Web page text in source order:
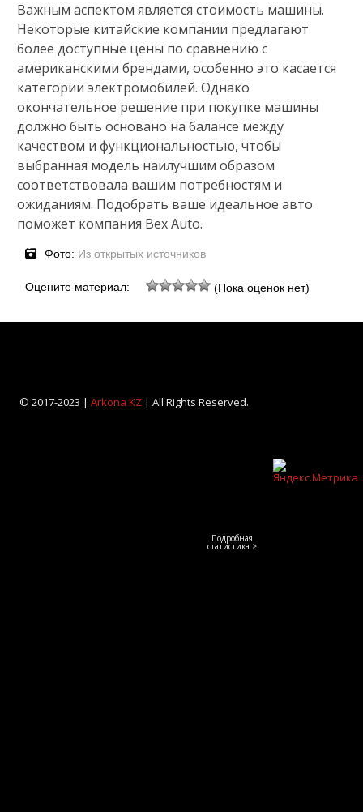
Важным аспектом является стоимость машины.
Некоторые китайские компании предлагают
более доступные цены по сравнению с
американскими брендами, особенно это касается
категории электромобилей. Однако
окончательное решение при покупке машины
должно быть основано на балансе между
качеством и функциональностью, чтобы
выбранная модель наилучшим образом
соответствовала вашим потребностям и
ожиданиям. Подобрать ваше идеальное авто
поможет компания Bex Auto.
Фото: Из открытых источников
Оцените материал: (Пока оценок нет)
© 2017-2023 | Arkona KZ| All Rights Reserved.
Подробная
статистика >